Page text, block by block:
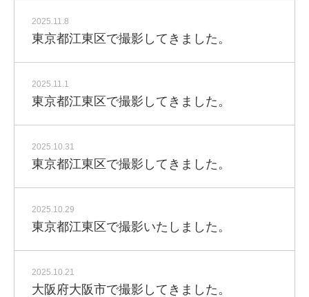
2025.11.8
東京都江東区で撮影してきました。
2025.11.1
東京都江東区で撮影してきました。
2025.10.31
東京都江東区で撮影してきました。
2025.10.29
東京都江東区で撮影いたしました。
2025.10.21
大阪府大阪市で撮影してきました。